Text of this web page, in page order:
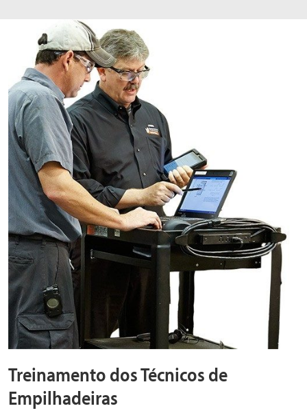
Treinamento dos Técnicos de
Empilhadeiras